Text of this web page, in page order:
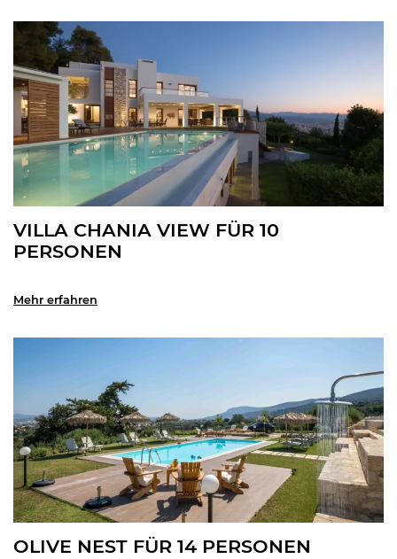
VILLA CHANIA VIEW FÜR 10
PERSONEN
Mehr erfahren
OLIVE NEST FÜR 14 PERSONEN